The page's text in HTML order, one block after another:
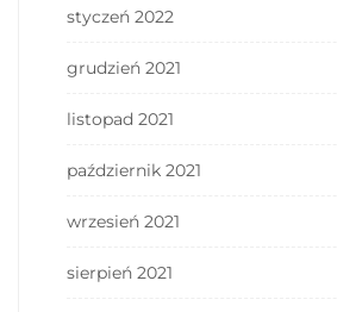
styczeń 2022
grudzień 2021
listopad 2021
październik 2021
wrzesień 2021
sierpień 2021